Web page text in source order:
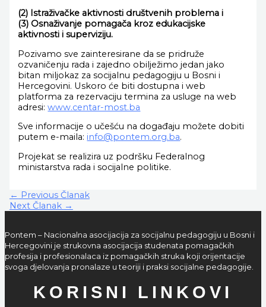
(2) Istraživačke aktivnosti društvenih problema i
(3) Osnaživanje pomagača kroz edukacijske
aktivnosti i superviziju.
Pozivamo sve zainteresirane da se pridruže
ozvaničenju rada i zajedno obilježimo jedan jako
bitan miljokaz za socijalnu pedagogiju u Bosni i
Hercegovini. Uskoro će biti dostupna i web
platforma za rezervaciju termina za usluge na web
adresi:www.centar-most.ba
Sve informacije o učešću na događaju možete dobiti
putem e-maila: info@pontem.org.ba.
Projekat se realizira uz podršku Federalnog
ministarstva rada i socijalne politike.
← Previous Članak
Next Članak →
Pontem – Nacionalna asocijacija za socijalnu pedagogiju u Bosni i
Hercegovini je strukovna asocijacija studenata pomagačkih
profesija i profesionalaca iz pomagačkih struka koji orijentacije
svoga djelovanja pronalaze u teoriji i praksi socijalne pedagogije.
KORISNI LINKOVI